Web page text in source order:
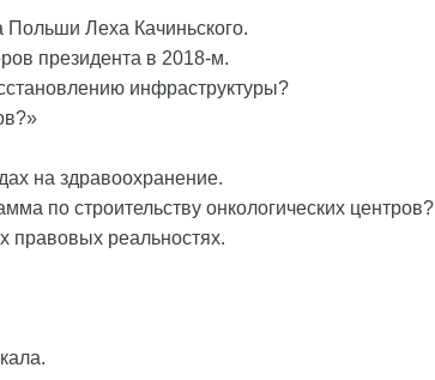
Леха Качиньского.
президента в 2018-м.
инфраструктуры?
на здравоохранение.
по строительству онкологических центров?
правовых реальностях.